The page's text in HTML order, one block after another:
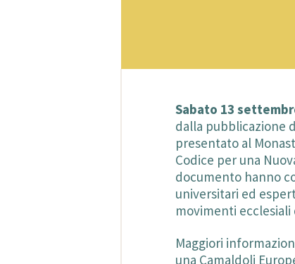
Sabato 13
dalla pubblicazione
presentato al
Codice per una
documento hanno
universitari ed
movimenti ecclesiali
Maggiori
una Camaldoli